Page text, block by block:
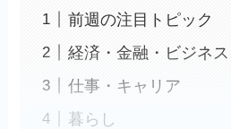
前週の注目トピック
経済・金融・ビジネス
仕事・キャリア
暮らし